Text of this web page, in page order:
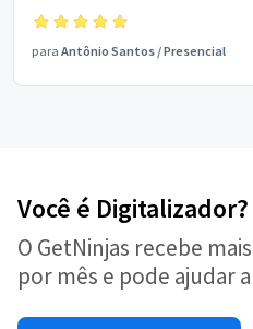
para Antônio Santos /Presencial
Você é Digitalizador?
O GetNinjas recebe
por mês e pode ajudar